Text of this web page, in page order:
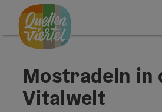
Zum Inhalt
Zur Navigation
Zum Seitenanfang
Mostradeln in
Vitalwelt